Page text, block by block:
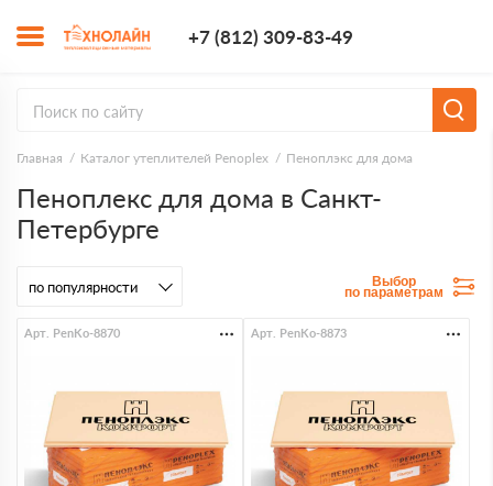
+7 (812) 309-83-49
Главная Каталог утеплителей Penoplex Пеноплэкс для дома
Пеноплекс для дома в Санкт-
Петербурге
Выбор
по параметрам
Арт. PenKo-8870 Арт. PenKo-8873